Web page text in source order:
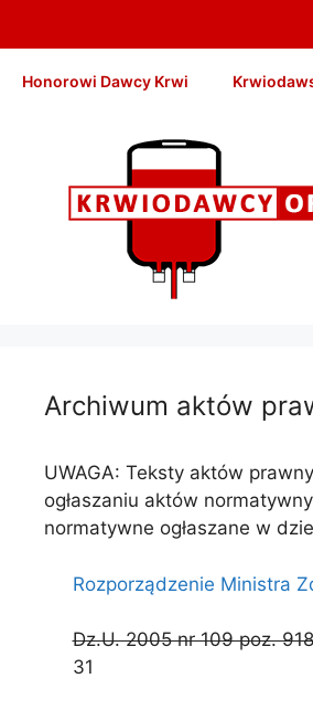
Honorowi Dawcy Krwi
Archiwum aktów
UWAGA: Teksty aktów
ogłaszaniu aktów
normatywne ogłaszane w
Rozporządzenie Ministra
Dz.U. 2005 nr 109 poz.
31